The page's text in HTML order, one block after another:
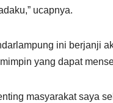
ucapnya.
ini berjanji
yang dapat
masyarakat saya